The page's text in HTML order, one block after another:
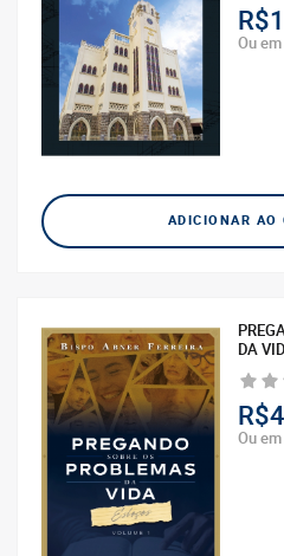
Ou
ADICIONAR AO
DA
Ou